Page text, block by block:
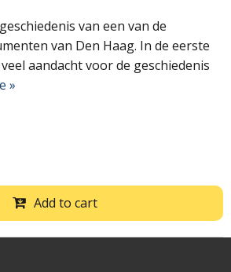
van een van de
van Den Haag. In de eerste
aandacht voor de geschiedenis
»
Add to cart